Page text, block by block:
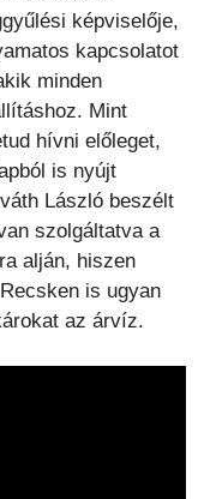
képviselője,
kapcsolatot
minden
Mint
hívni előleget,
is nyújt
László beszélt
szolgáltatva a
alján, hiszen
is ugyan
az árvíz.